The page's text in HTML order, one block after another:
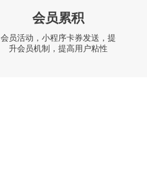
会员累积
会员活动，小程序卡券发送，提
升会员机制，提高用户粘性